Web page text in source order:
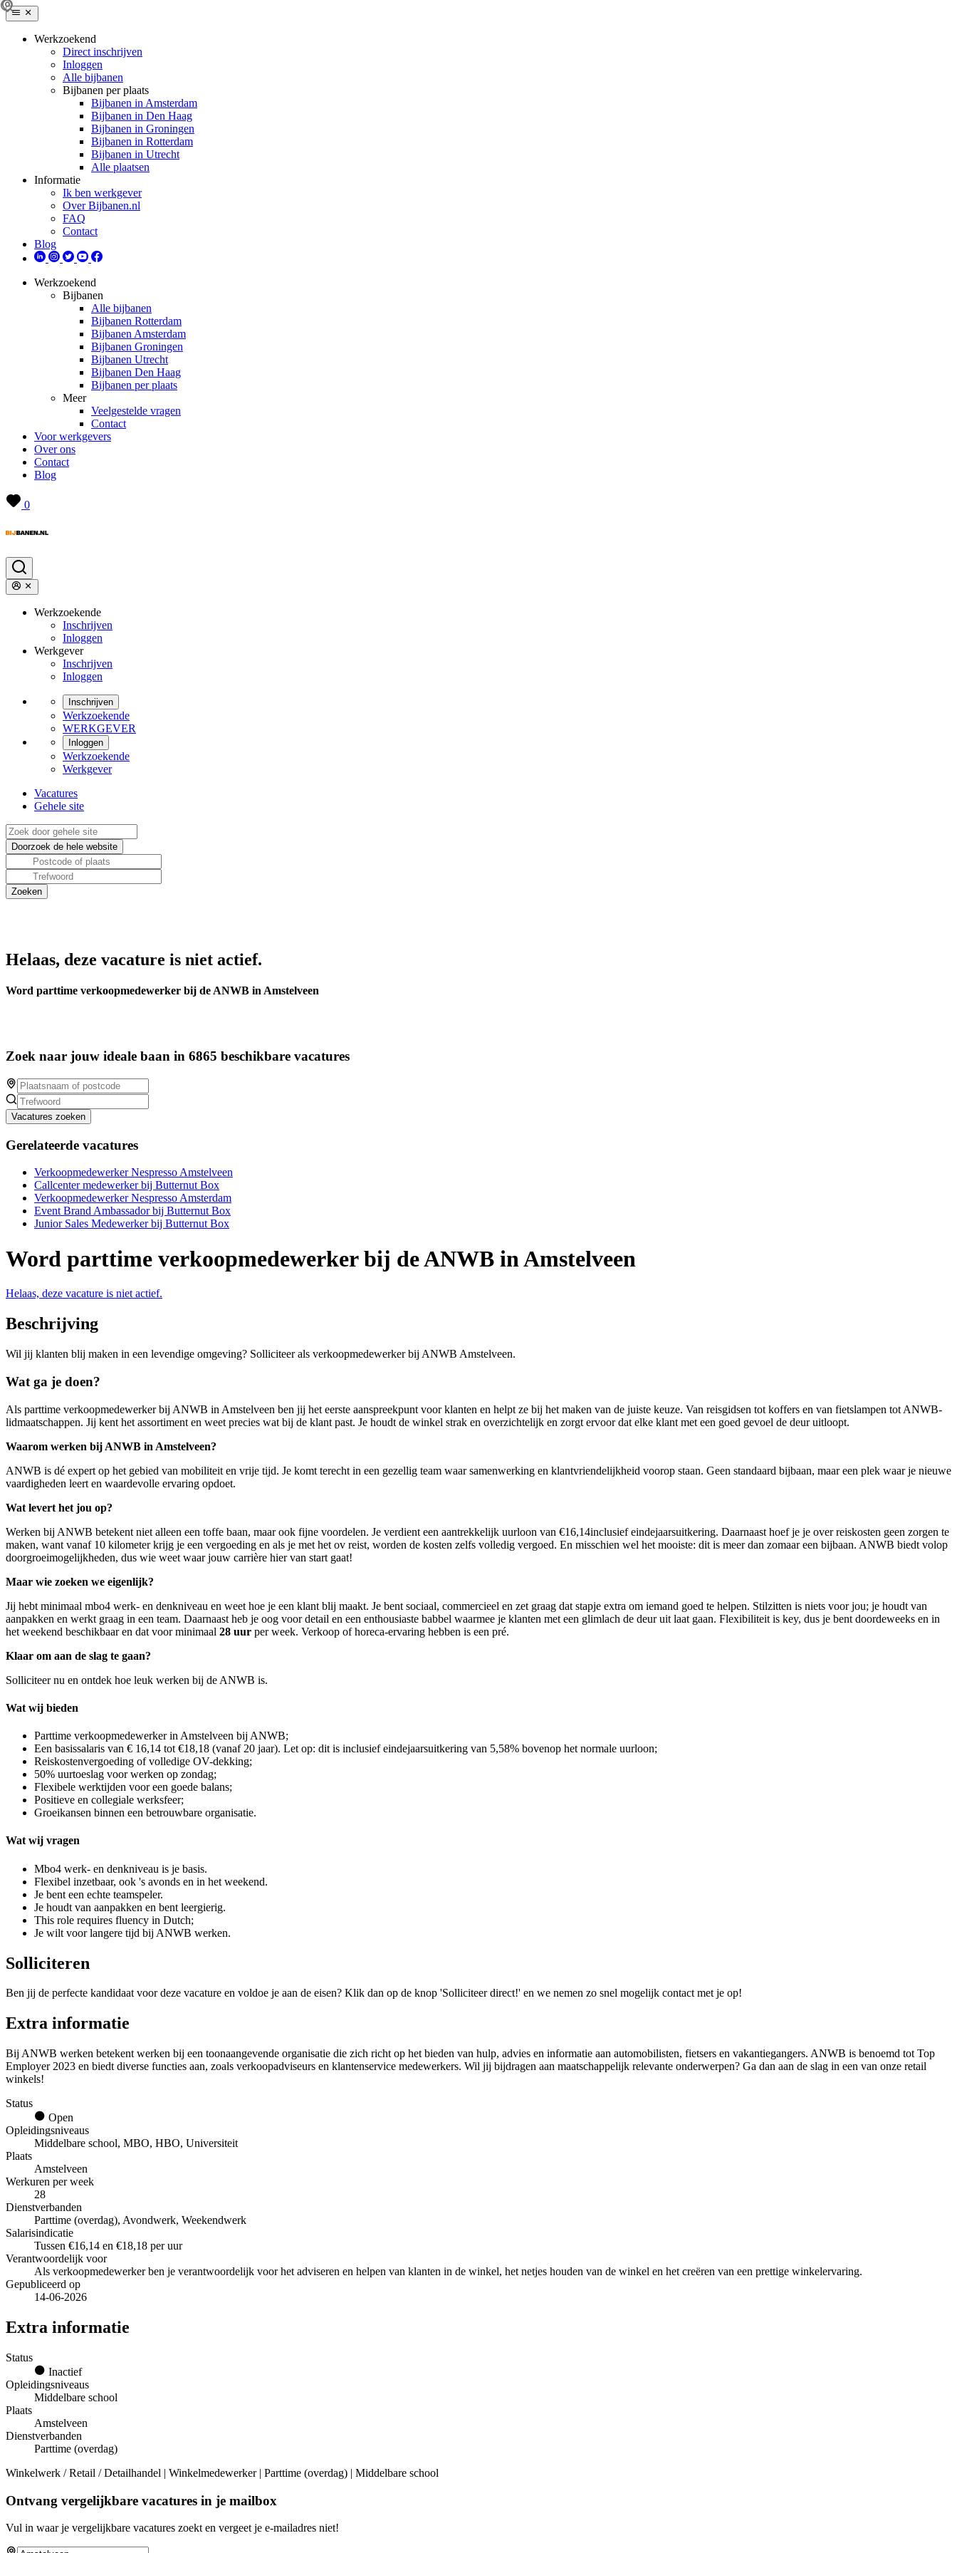
Werkzoekend
Direct inschrijven
Inloggen
Alle bijbanen
Bijbanen per plaats
Bijbanen in Amsterdam
Bijbanen in Den Haag
Bijbanen in Groningen
Bijbanen in Rotterdam
Bijbanen in Utrecht
Alle plaatsen
Informatie
Ik ben werkgever
Over Bijbanen.nl
FAQ
Contact
Blog
Werkzoekend
Bijbanen
Alle bijbanen
Bijbanen Rotterdam
Bijbanen Amsterdam
Bijbanen Groningen
Bijbanen Utrecht
Bijbanen Den Haag
Bijbanen per plaats
Meer
Veelgestelde vragen
Contact
Voor werkgevers
Over ons
Contact
Blog
0
Werkzoekende
Inschrijven
Inloggen
Werkgever
Inschrijven
Inloggen
Inschrijven
Werkzoekende
WERKGEVER
Inloggen
Werkzoekende
Werkgever
Vacatures
Gehele site
Helaas, deze vacature is niet actief.
Word parttime verkoopmedewerker bij de ANWB in Amstelveen
Zoek naar jouw ideale baan in 6865 beschikbare vacatures
Vacatures zoeken
Gerelateerde vacatures
Verkoopmedewerker Nespresso Amstelveen
Callcenter medewerker bij Butternut Box
Verkoopmedewerker Nespresso Amsterdam
Event Brand Ambassador bij Butternut Box
Junior Sales Medewerker bij Butternut Box
Word parttime verkoopmedewerker bij de ANWB in Amstelveen
Helaas, deze vacature is niet actief.
Beschrijving
Wil jij klanten blij maken in een levendige omgeving? Solliciteer als verkoopmedewerker bij ANWB Amstelveen.
Wat ga je doen?
Als parttime verkoopmedewerker bij ANWB in Amstelveen ben jij het eerste aanspreekpunt voor klanten en helpt ze bij het maken van de juiste keuze. Van reisgidsen tot koffers en van fietslampen tot ANWB-
lidmaatschappen. Jij kent het assortiment en weet precies wat bij de klant past. Je houdt de winkel strak en overzichtelijk en zorgt ervoor dat elke klant met een goed gevoel de deur uitloopt.
Waarom werken bij ANWB in Amstelveen?
ANWB is dé expert op het gebied van mobiliteit en vrije tijd. Je komt terecht in een gezellig team waar samenwerking en klantvriendelijkheid voorop staan. Geen standaard bijbaan, maar een plek waar je nieuwe
vaardigheden leert en waardevolle ervaring opdoet.
Wat levert het jou op?
Werken bij ANWB betekent niet alleen een toffe baan, maar ook fijne voordelen. Je verdient een aantrekkelijk uurloon van €16,14inclusief eindejaarsuitkering. Daarnaast hoef je je over reiskosten geen zorgen te
maken, want vanaf 10 kilometer krijg je een vergoeding en als je met het ov reist, worden de kosten zelfs volledig vergoed. En misschien wel het mooiste: dit is meer dan zomaar een bijbaan. ANWB biedt volop
doorgroeimogelijkheden, dus wie weet waar jouw carrière hier van start gaat!
Maar wie zoeken we eigenlijk?
Jij hebt minimaal mbo4 werk- en denkniveau en weet hoe je een klant blij maakt. Je bent sociaal, commercieel en zet graag dat stapje extra om iemand goed te helpen. Stilzitten is niets voor jou; je houdt van
aanpakken en werkt graag in een team. Daarnaast heb je oog voor detail en een enthousiaste babbel waarmee je klanten met een glimlach de deur uit laat gaan. Flexibiliteit is key, dus je bent doordeweeks en in
het weekend beschikbaar en dat voor minimaal 28 uur per week. Verkoop of horeca-ervaring hebben is een pré.
Klaar om aan de slag te gaan?
Solliciteer nu en ontdek hoe leuk werken bij de ANWB is.
Wat wij bieden
Parttime verkoopmedewerker in Amstelveen bij ANWB;
Een basissalaris van € 16,14 tot €18,18 (vanaf 20 jaar). Let op: dit is inclusief eindejaarsuitkering van 5,58% bovenop het normale uurloon;
Reiskostenvergoeding of volledige OV-dekking;
50% uurtoeslag voor werken op zondag;
Flexibele werktijden voor een goede balans;
Positieve en collegiale werksfeer;
Groeikansen binnen een betrouwbare organisatie.
Wat wij vragen
Mbo4 werk- en denkniveau is je basis.
Flexibel inzetbaar, ook 's avonds en in het weekend.
Je bent een echte teamspeler.
Je houdt van aanpakken en bent leergierig.
This role requires fluency in Dutch;
Je wilt voor langere tijd bij ANWB werken.
Solliciteren
Ben jij de perfecte kandidaat voor deze vacature en voldoe je aan de eisen? Klik dan op de knop 'Solliciteer direct!' en we nemen zo snel mogelijk contact met je op!
Extra informatie
Bij ANWB werken betekent werken bij een toonaangevende organisatie die zich richt op het bieden van hulp, advies en informatie aan automobilisten, fietsers en vakantiegangers. ANWB is benoemd tot Top
Employer 2023 en biedt diverse functies aan, zoals verkoopadviseurs en klantenservice medewerkers. Wil jij bijdragen aan maatschappelijk relevante onderwerpen? Ga dan aan de slag in een van onze retail
winkels!
Status
Open
Opleidingsniveaus
Middelbare school, MBO, HBO, Universiteit
Plaats
Amstelveen
Werkuren per week
28
Dienstverbanden
Parttime (overdag), Avondwerk, Weekendwerk
Salarisindicatie
Tussen €16,14 en €18,18 per uur
Verantwoordelijk voor
Als verkoopmedewerker ben je verantwoordelijk voor het adviseren en helpen van klanten in de winkel, het netjes houden van de winkel en het creëren van een prettige winkelervaring.
Gepubliceerd op
14-06-2026
Extra informatie
Status
Inactief
Opleidingsniveaus
Middelbare school
Plaats
Amstelveen
Dienstverbanden
Parttime (overdag)
Winkelwerk / Retail / Detailhandel | Winkelmedewerker | Parttime (overdag) | Middelbare school
Ontvang vergelijkbare vacatures in je mailbox
Vul in waar je vergelijkbare vacatures zoekt en vergeet je e-mailadres niet!